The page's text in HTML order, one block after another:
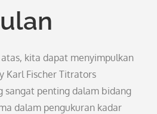
kita dapat menyimpulkan
Karl Fischer Titrators
sangat penting dalam bidang
dalam pengukuran kadar